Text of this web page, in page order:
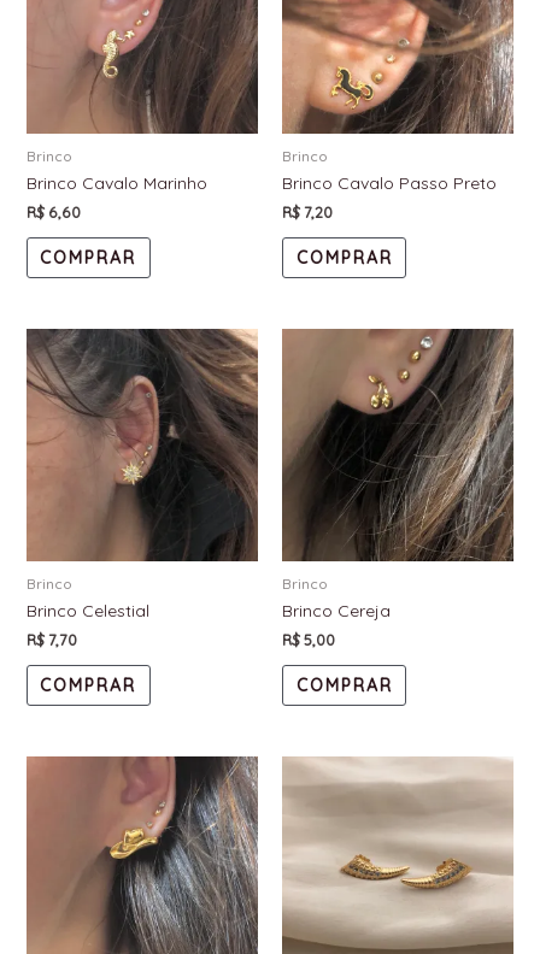
Brinco
Brinco Cavalo Marinho
R$6,60
COMPRAR
Brinco
Brinco Cavalo Passo Preto
R$7,20
COMPRAR
Brinco
Brinco Celestial
R$7,70
COMPRAR
Brinco
Brinco Cereja
R$5,00
COMPRAR